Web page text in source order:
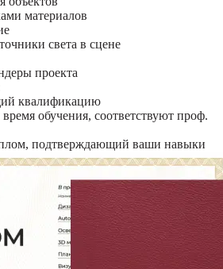
материалов
света в сцене
проекта
квалификацию
обучения, соответствуют проф.
подтверждающий ваши навыки